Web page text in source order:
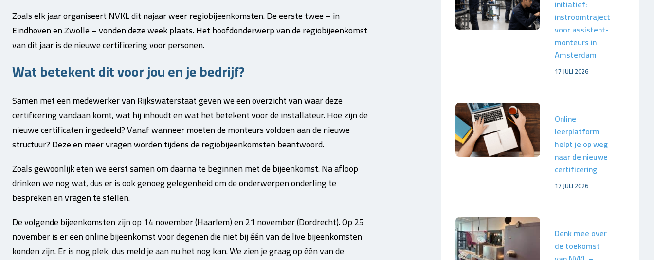
Zoals elk jaar organiseert NVKL dit najaar weer regiobijeenkomsten. De eerste twee – in
Eindhoven en Zwolle – vonden deze week plaats. Het hoofdonderwerp van de regiobijeenkomst
van dit jaar is de nieuwe certificering voor personen.
Wat betekent dit voor jou en je bedrijf?
Samen met een medewerker van Rijkswaterstaat geven we een overzicht van waar deze
certificering vandaan komt, wat hij inhoudt en wat het betekent voor de installateur. Hoe zijn de
nieuwe certificaten ingedeeld? Vanaf wanneer moeten de monteurs voldoen aan de nieuwe
structuur? Deze en meer vragen worden tijdens de regiobijeenkomsten beantwoord.
Zoals gewoonlijk eten we eerst samen om daarna te beginnen met de bijeenkomst. Na afloop
drinken we nog wat, dus er is ook genoeg gelegenheid om de onderwerpen onderling te
bespreken en vragen te stellen.
De volgende bijeenkomsten zijn op 14 november (Haarlem) en 21 november (Dordrecht). Op 25
november is er een online bijeenkomst voor degenen die niet bij één van de live bijeenkomsten
konden zijn. Er is nog plek, dus meld je aan nu het nog kan. We zien je graag op één van de
initiatief:
instroomtraject
voor assistent-
monteurs in
Amsterdam
17 JULI 2026
Online
leerplatform
helpt je op weg
naar de nieuwe
certificering
17 JULI 2026
Denk mee over
de toekomst